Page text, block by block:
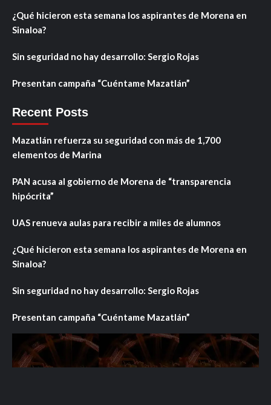
¿Qué hicieron esta semana los aspirantes de Morena en
Sinaloa?
Sin seguridad no hay desarrollo: Sergio Rojas
Presentan campaña “Cuéntame Mazatlán”
Recent Posts
Mazatlán refuerza su seguridad con más de 1,700
elementos de Marina
PAN acusa al gobierno de Morena de “transparencia
hipócrita”
UAS renueva aulas para recibir a miles de alumnos
¿Qué hicieron esta semana los aspirantes de Morena en
Sinaloa?
Sin seguridad no hay desarrollo: Sergio Rojas
Presentan campaña “Cuéntame Mazatlán”